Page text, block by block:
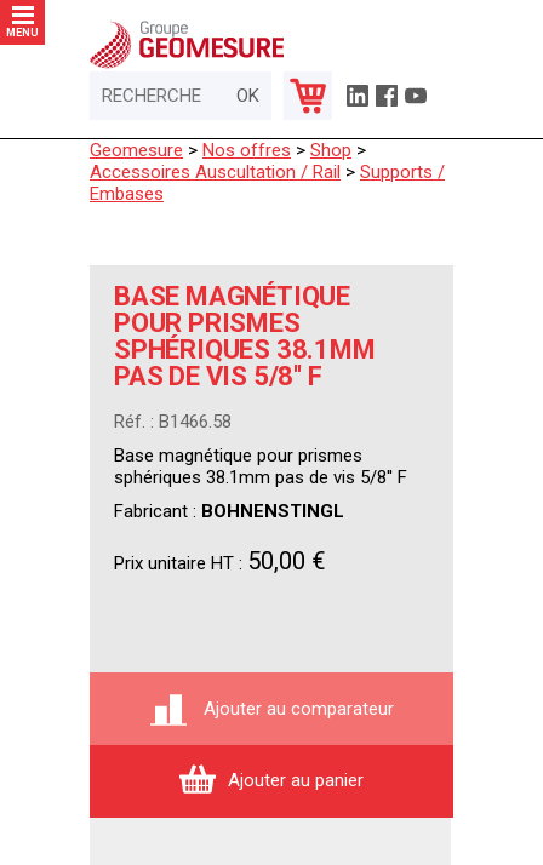
MENU
Geomesure > Nos offres > Shop >
Accessoires Auscultation / Rail > Supports /
Embases
BASE MAGNÉTIQUE
POUR PRISMES
SPHÉRIQUES 38.1MM
PAS DE VIS 5/8'' F
Réf. : B1466.58
Base magnétique pour prismes
sphériques 38.1mm pas de vis 5/8'' F
Fabricant : BOHNENSTINGL
Prix unitaire HT : 50,00 €
Ajouter au comparateur
Ajouter au panier
Panneau de gestion des cookies